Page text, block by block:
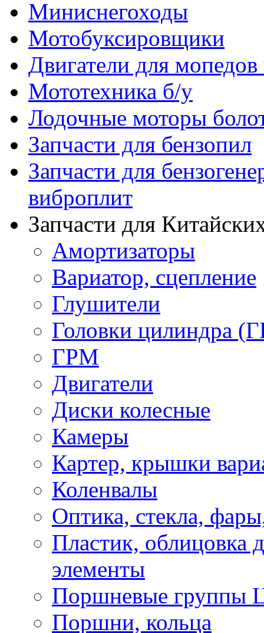
Миниснегоходы
Мотобуксировщики
Двигатели для
Мототехника б/у
Лодочные моторы
Запчасти для бензопил
Запчасти для
виброплит
Запчасти для
Амортизаторы
Вариатор, сцепление
Глушители
Головки цилиндра
ГРМ
Двигатели
Диски колесные
Камеры
Картер, крышки
Коленвалы
Оптика, стекла,
Пластик, облицовка
элементы
Поршневые группы
Поршни, кольца